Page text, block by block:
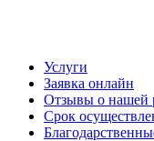
Услуги
Заявка онлайн
Отзывы о нашей
Срок